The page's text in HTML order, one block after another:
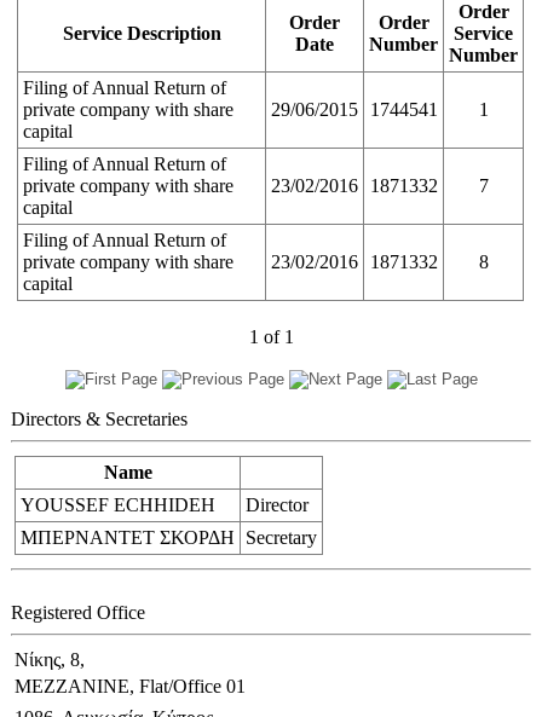
Service Description
Order
Date
Order
Number
Order
Service
Number
Filing of Annual Return of
private company with share
capital
29/06/2015 1744541 1
Filing of Annual Return of
private company with share
capital
23/02/2016 1871332 7
Filing of Annual Return of
private company with share
capital
23/02/2016 1871332 8
1 of 1
Directors & Secretaries
Name
YOUSSEF ECHHIDEH
Director
ΜΠΕΡΝΑΝΤΕΤ ΣΚΟΡΔΗ
Secretary
Registered Office
Νίκης, 8,
MEZZANINE, Flat/Office 01